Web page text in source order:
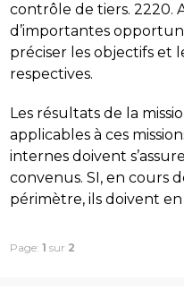
contrôle de tiers. 2220.
d’importantes
préciser les objectifs et
respectives.
Les résultats de la
applicables à ces
internes doivent
convenus. SI, en cours
périmètre, ils doivent
Page: 1 sur 2